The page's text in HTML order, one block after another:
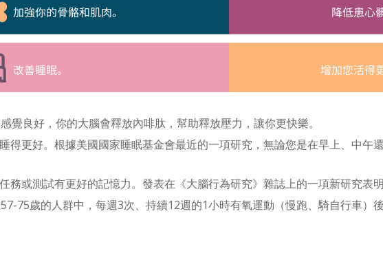
良好，你的大腦會釋放內啡肽，幫助釋放壓力，讓你更快樂。
得更好。根據美國國家睡眠基金會最近的一項研究，無論您是在早上、中午
務或測試有更好的記憶力。發表在《大腦行為研究》雜誌上的一項新研究表
75歲的人群中，每週3次、持續12週的1小時有氧運動（慢跑、騎自行車）